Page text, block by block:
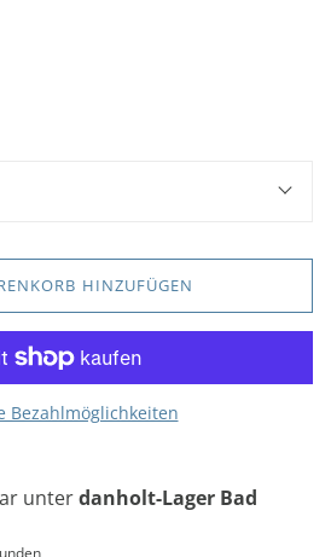
HINZUFÜGEN
Bezahlmöglichkeiten
unterdanholt-Lager Bad